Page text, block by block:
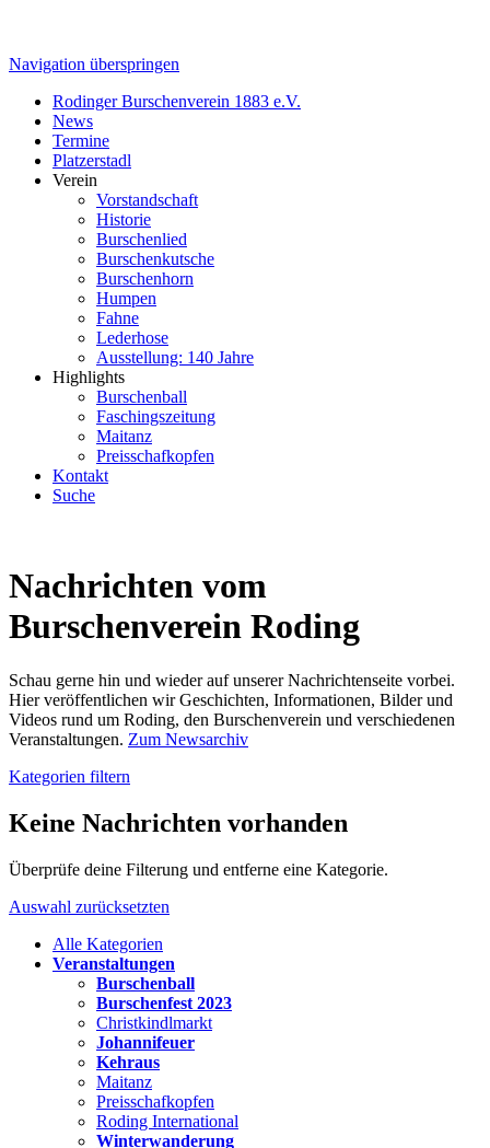
Navigation überspringen
Rodinger Burschenverein 1883 e.V.
News
Termine
Platzerstadl
Verein
Vorstandschaft
Historie
Burschenlied
Burschenkutsche
Burschenhorn
Humpen
Fahne
Lederhose
Ausstellung: 140 Jahre
Highlights
Burschenball
Faschingszeitung
Maitanz
Preisschafkopfen
Kontakt
Suche
Nachrichten vom
Burschenverein Roding
Schau gerne hin und wieder auf unserer Nachrichtenseite vorbei.
Hier veröffentlichen wir Geschichten, Informationen, Bilder und
Videos rund um Roding, den Burschenverein und verschiedenen
Veranstaltungen. Zum Newsarchiv
Kategorien filtern
Keine Nachrichten vorhanden
Überprüfe deine Filterung und entferne eine Kategorie.
Auswahl zurücksetzten
Alle Kategorien
Veranstaltungen
Burschenball
Burschenfest 2023
Christkindlmarkt
Johannifeuer
Kehraus
Maitanz
Preisschafkopfen
Roding International
Winterwanderung